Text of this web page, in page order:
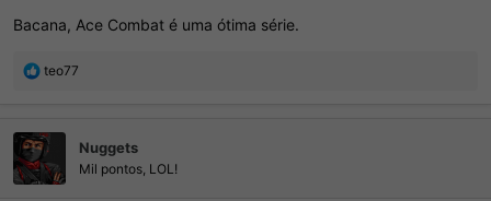
Bacana, Ace Combat é uma ótima série.
R
õ
e
s
teo77
Nuggets
Mil pontos, LOL!